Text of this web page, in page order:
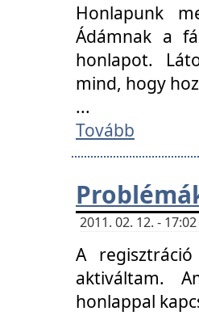
Honlapunk
Ádámnak a
honlapot.
mind, hogy
...
Tovább
2011. 02. 12. -
A
aktiváltam.
honlappal